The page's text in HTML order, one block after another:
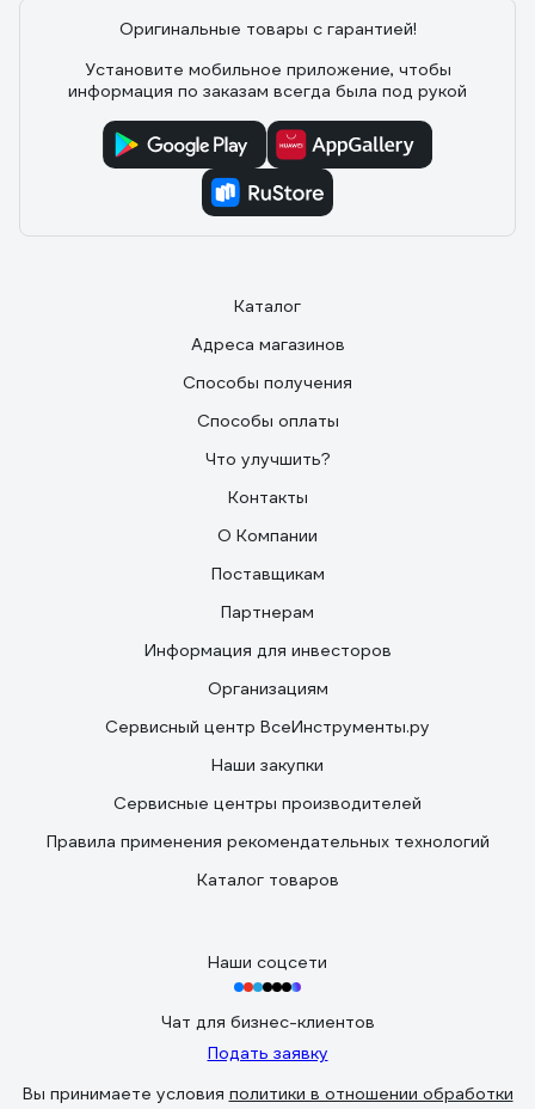
Оригинальные товары с гарантией!
Установите мобильное приложение, чтобы
информация по заказам всегда была под рукой
Каталог
Адреса магазинов
Способы получения
Способы оплаты
Что улучшить?
Контакты
О Компании
Поставщикам
Партнерам
Информация для инвесторов
Организациям
Сервисный центр ВсеИнструменты.ру
Наши закупки
Сервисные центры производителей
Правила применения рекомендательных технологий
Каталог товаров
Наши соцсети
Чат для бизнес-клиентов
Подать заявку
Вы принимаете условия политики в отношении обработки